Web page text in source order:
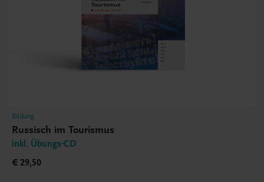
Bildung
Russisch im Tourismus
inkl. Übungs-CD
€ 29,50